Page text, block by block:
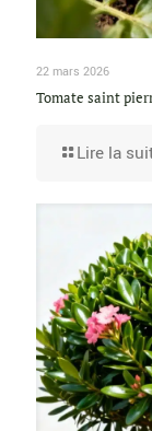
22 mars 2026
Tomate saint
Lire la